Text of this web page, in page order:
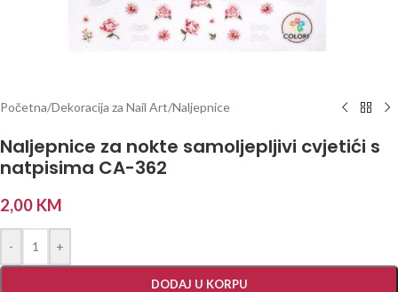
Početna/Dekoracija za Nail Art/Naljepnice
Naljepnice za nokte samoljepljivi cvjetići s
natpisima CA-362
2,00 KM
- +
DODAJ U KORPU